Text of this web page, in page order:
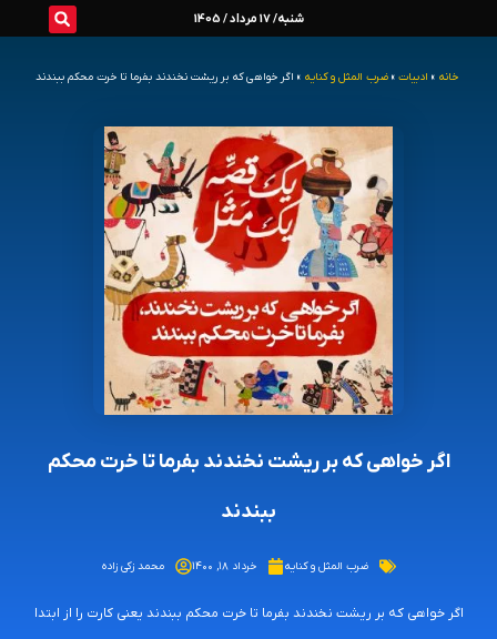
شنبه/ 17 مرداد / 1405
خانه » ادبیات » ضرب المثل و کنایه » اگر خواهی که بر ریشت نخندند بفرما تا خرت محکم ببندند
اگر خواهی که بر ریشت نخندند بفرما تا خرت محکم
ببندند
ضرب المثل و کنایه خرداد ۱۸, ۱۴۰۰ محمد زکی زاده
اگر خواهی که بر ریشت نخندند بفرما تا خرت محکم ببندند یعنی کارت را از ابتدا